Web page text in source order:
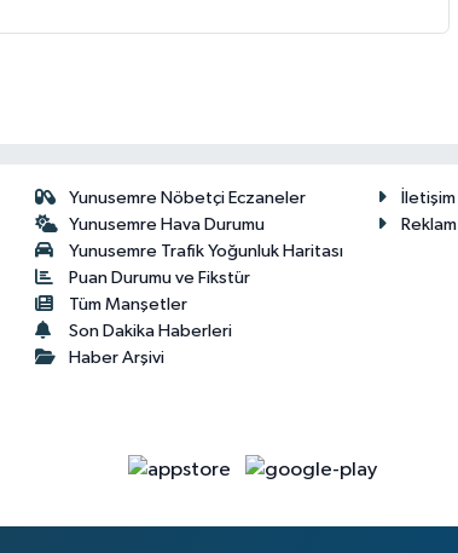
Yunusemre Nöbetçi Eczaneler
Yunusemre Hava Durumu
Yunusemre Trafik Yoğunluk Haritası
Puan Durumu ve Fikstür
Tüm Manşetler
Son Dakika Haberleri
Haber Arşivi
İletişim
Reklam